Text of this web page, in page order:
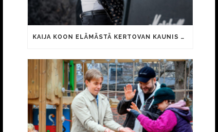
KAIJA KOON ELÄMÄSTÄ KERTOVAN KAUNIS RIETAS ONNELLINEN -ELOKUVAN TRAILER JULKI